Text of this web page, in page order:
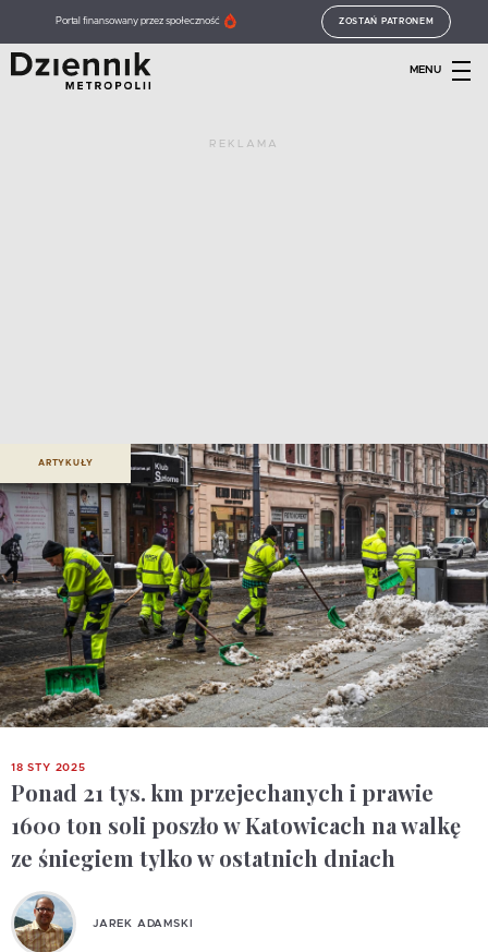
Portal finansowany przez społeczność ZOSTAŃ PATRONEM
MENU
REKLAMA
ARTYKUŁY
18 STY 2025
Ponad 21 tys. km przejechanych i prawie
1600 ton soli poszło w Katowicach na walkę
ze śniegiem tylko w ostatnich dniach
JAREK ADAMSKI